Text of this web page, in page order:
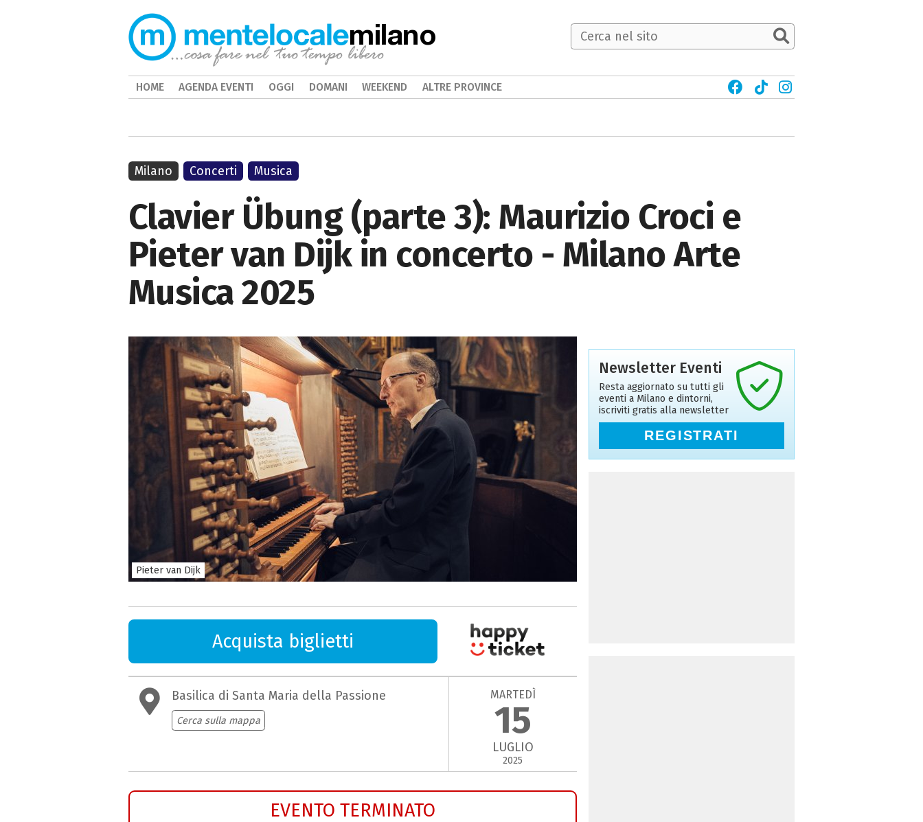
Clavier Übung (parte 3): Maurizio Croci e
Pieter van Dijk in concerto - Milano Arte
Musica 2025
Pieter van Dijk
Acquista biglietti
Basilica di Santa Maria della Passione
Cerca sulla mappa
MARTEDÌ
15
LUGLIO
2025
EVENTO TERMINATO
Milano Concerti Musica
Newsletter Eventi
Resta aggiornato su tutti gli
eventi a Milano e dintorni,
iscriviti gratis alla newsletter
REGISTRATI
milano
HOME AGENDA EVENTI OGGI DOMANI WEEKEND ALTRE PROVINCE